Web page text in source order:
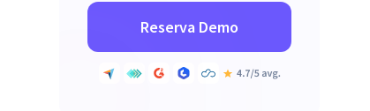
Reserva Demo